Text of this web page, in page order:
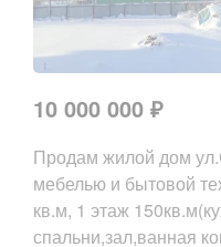
10 000 000 ₽
Продам жилой дом
мебелью и бытовой
кв.м, 1 этаж
спальни,зал,ванная